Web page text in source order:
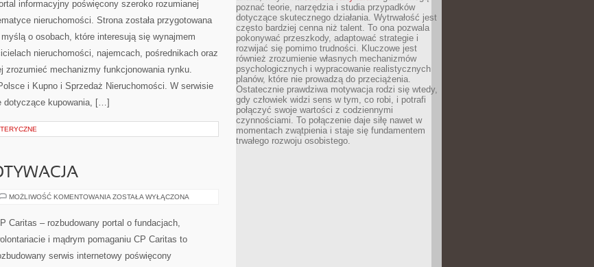
informacyjny poświęcony szeroko rozumianej
nieruchomości. Strona została przygotowana
o osobach, które interesują się wynajmem
nieruchomości, najemcach, pośrednikach oraz
mechanizmy funkcjonowania rynku.
i Kupno i Sprzedaż Nieruchomości. W serwisie
dotyczące kupowania, […]
MOŻLIWOŚĆ KOMENTOWANIA KOORDYNACJA
ZOSTAŁA WYŁĄCZONA
Caritas – rozbudowany portal o fundacjach,
i mądrym pomaganiu CP Caritas to
serwis internetowy poświęcony
poznać teorie, narzędzia i studia przypadków
dotyczące skutecznego działania. Wytrwałość jest
często bardziej cenna niż talent. To ona pozwala
pokonywać przeszkody, adaptować strategie i
rozwijać się pomimo trudności. Kluczowe jest
również zrozumienie własnych mechanizmów
psychologicznych i wypracowanie realistycznych
planów, które nie prowadzą do przeciążenia.
Ostatecznie prawdziwa motywacja rodzi się wtedy,
gdy człowiek widzi sens w tym, co robi, i potrafi
połączyć swoje wartości z codziennymi
czynnościami. To połączenie daje siłę nawet w
momentach zwątpienia i staje się fundamentem
trwałego rozwoju osobistego.